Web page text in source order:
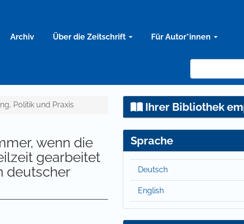
Archiv Über die Zeitschrift Für Autor*innen
Politik und Praxis
wenn die
gearbeitet
deutscher
Ihrer Bibliothek
Sprache
Deutsch
English